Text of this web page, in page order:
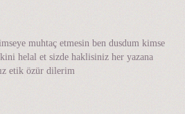
muhtaç etmesin ben dusdum kimse
helal et sizde haklisiniz her yazana
etik özür dilerim